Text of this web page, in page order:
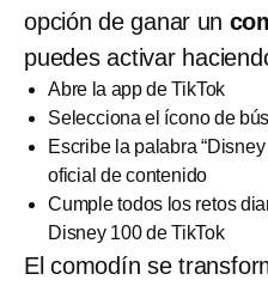
opción de ganar un
puedes activar
Abre la app de TikTok
Selecciona el ícono de
Escribe la palabra
oficial de contenido
Cumple todos los retos
Disney 100 de TikTok
El comodín se